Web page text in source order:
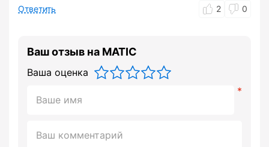
Ответить 2 0
Ваш отзыв на MATIC
Ваша оценка